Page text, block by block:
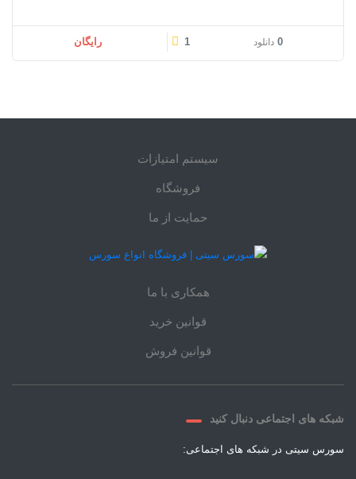
0 دانلود 1 رایگان
سیستم امتیازات
فروشگاه
حمایت از ما
همکاری با ما
قوانین خرید
قوانین فروش
شبکه های اجتماعی دنبال کنید
سورس سیتی در شبکه های اجتماعی: